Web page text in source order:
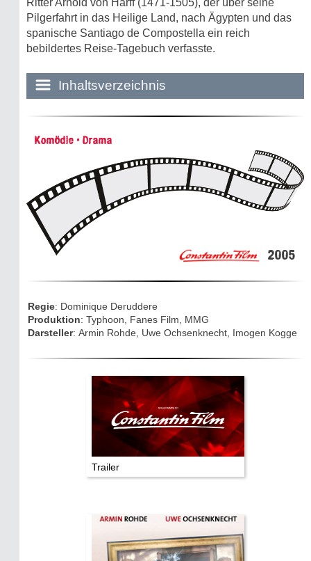
Pilgerfahrt in das Heilige Land, nach Ägypten und das
spanische Santiago de Compostella ein reich
bebildertes Reise-Tagebuch verfasste.
Inhaltsverzeichnis
Historie:
Mythen, Märchen & Legenden (2025)
Eifelkarte:
Drehorte & Tatorte
TV & Kino
Die Stars:
Wer hat wo gedreht?
Impressum
Komödie • Drama
2005
Regie: Dominique Deruddere
Produktion: Typhoon, Fanes Film, MMG
Darsteller: Armin Rohde, Uwe Ochsenknecht, Imogen Kogge
Trailer